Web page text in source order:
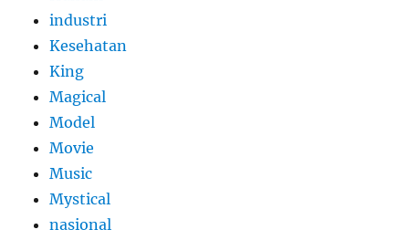
industri
Kesehatan
King
Magical
Model
Movie
Music
Mystical
nasional